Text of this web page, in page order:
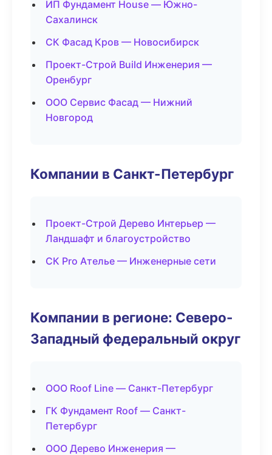
ИП Фундамент House — Южно-
Сахалинск
СК Фасад Кров — Новосибирск
Проект-Строй Build Инженерия —
Оренбург
ООО Сервис Фасад — Нижний
Новгород
Компании в Санкт-Петербург
Проект-Строй Дерево Интерьер —
Ландшафт и благоустройство
СК Pro Ателье — Инженерные сети
Компании в регионе: Северо-
Западный федеральный округ
ООО Roof Line — Санкт-Петербург
ГК Фундамент Roof — Санкт-
Петербург
ООО Дерево Инженерия —